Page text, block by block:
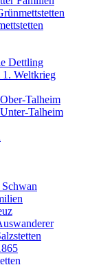
Dettling
Weltkrieg
Talheim
Talheim